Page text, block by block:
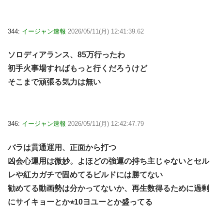
344: イージャン速報 2026/05/11(月) 12:41:39.62
ソロディアランス、85万行ったわ
初手火事場すればもっと行くだろうけど
そこまで頑張る気力は無い
346: イージャン速報 2026/05/11(月) 12:42:47.79
バラは貫通運用、正面から打つ
凶会心運用は微妙。よほどの強運の持ち主じゃないとセル
レや紅カガチで固めてるビルドには勝てない
勧めてる動画勢は分かってないか、再生数得るために過剰
にサイキョーとか⭐︎10ヨユーとか盛ってる